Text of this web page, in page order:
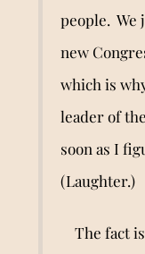
people. We
new
which is
leader of
soon as I
(Laughter.)
The fact